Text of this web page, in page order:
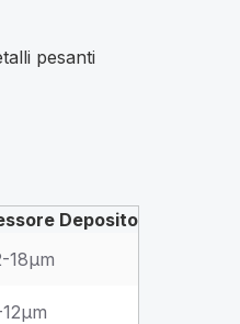
pesanti
Deposito
18μm